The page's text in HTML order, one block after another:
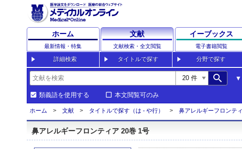
ホーム
最新情報・特集
文献
文献検索・全文閲覧
イーブックス
電子書籍閲覧
詳細検索 タイトルで探す 分野で探す
search
類義語を使用する 本文閲覧可のみ
ホーム 文献 タイトルで探す（は - や行） 鼻アレルギーフロンテ
鼻アレルギーフロンティア 20巻 1号